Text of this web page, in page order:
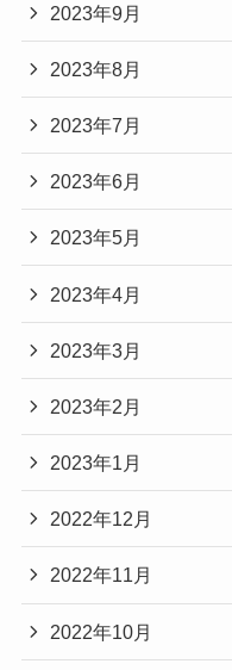
2023年9月
2023年8月
2023年7月
2023年6月
2023年5月
2023年4月
2023年3月
2023年2月
2023年1月
2022年12月
2022年11月
2022年10月